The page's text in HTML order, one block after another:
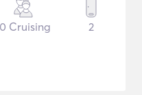
Cruising 2